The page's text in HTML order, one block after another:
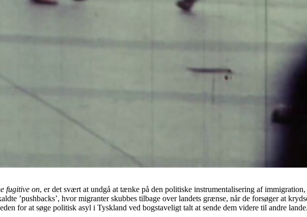
fugitive on, er det svært at undgå at tænke på den politiske instrumentalisering af
’pushbacks’, hvor migranter skubbes tilbage over landets grænse, når de forsøger at
for at søge politisk asyl i Tyskland ved bogstaveligt talt at sende dem videre til andre lande.